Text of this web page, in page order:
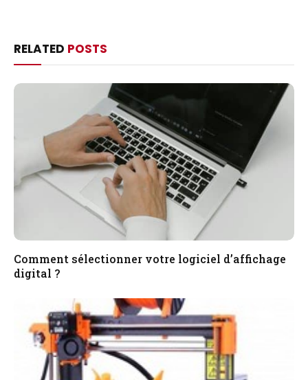
RELATED POSTS
Comment sélectionner votre logiciel d’affichage
digital ?